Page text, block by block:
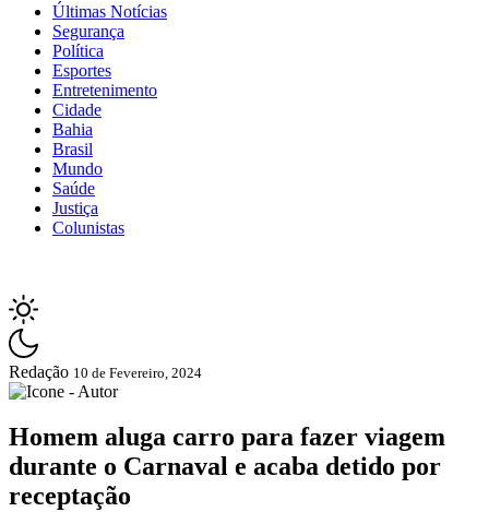
Últimas Notícias
Segurança
Política
Esportes
Entretenimento
Cidade
Bahia
Brasil
Mundo
Saúde
Justiça
Colunistas
Redação 10 de Fevereiro, 2024
Homem aluga carro para fazer viagem
durante o Carnaval e acaba detido por
receptação